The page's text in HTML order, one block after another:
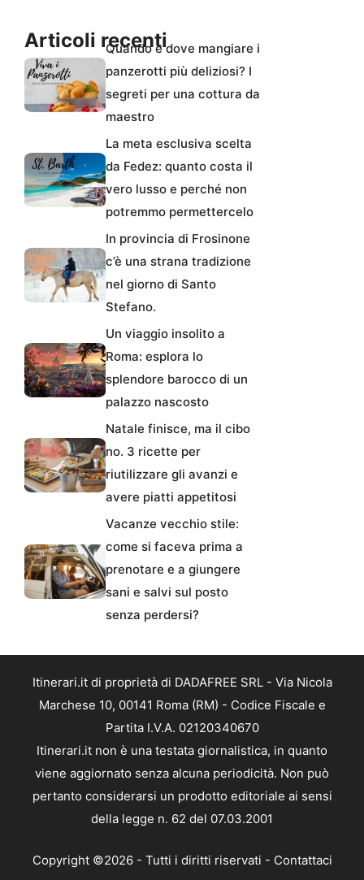
Articoli recentiQuando e dove mangiare i
panzerotti più deliziosi? I
segreti per una cottura da
maestro
La meta esclusiva scelta
da Fedez: quanto costa il
vero lusso e perché non
potremmo permettercelo
In provincia di Frosinone
c’è una strana tradizione
nel giorno di Santo
Stefano.
Un viaggio insolito a
Roma: esplora lo
splendore barocco di un
palazzo nascosto
Natale finisce, ma il cibo
no. 3 ricette per
riutilizzare gli avanzi e
avere piatti appetitosi
Vacanze vecchio stile:
come si faceva prima a
prenotare e a giungere
sani e salvi sul posto
senza perdersi?
Itinerari.it di proprietà di DADAFREE SRL - Via Nicola
Marchese 10, 00141 Roma (RM) - Codice Fiscale e
Partita I.V.A. 02120340670
Itinerari.it non è una testata giornalistica, in quanto
viene aggiornato senza alcuna periodicità. Non può
pertanto considerarsi un prodotto editoriale ai sensi
della legge n. 62 del 07.03.2001
Copyright ©2026 - Tutti i diritti riservati - Contattaci